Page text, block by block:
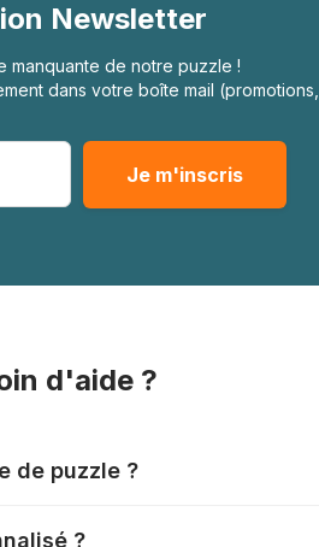
Newsletter
manquante de notre puzzle !
dans votre boîte mail
d'aide ?
de puzzle ?
?